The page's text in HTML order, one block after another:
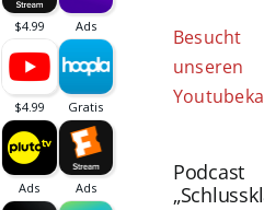
Besucht
unseren
Podcast